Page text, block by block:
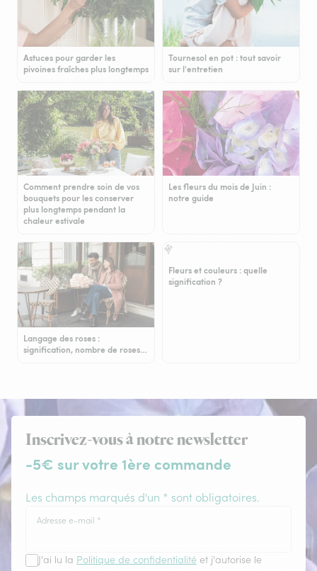
Astuces pour garder les
pivoines fraîches plus longtemps
Tournesol en pot : tout savoir
sur l'entretien
Comment prendre soin de vos
bouquets pour les conserver
plus longtemps pendant la
chaleur estivale
Les fleurs du mois de Juin :
notre guide
Langage des roses :
signification, nombre de roses…
Fleurs et couleurs : quelle
signification ?
Inscrivez-vous à notre newsletter
-5€ sur votre 1ère commande
Les champs marqués d'un * sont obligatoires.
Adresse e-mail *
J'ai lu la Politique de confidentialité et j'autorise le